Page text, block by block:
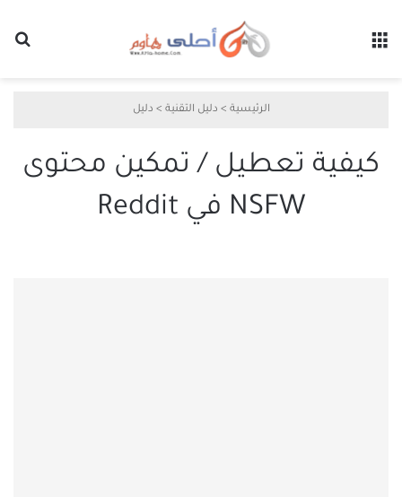
الرئيسية > دليل التقنية > دليل
كيفية تعطيل / تمكين محتوى
NSFW في Reddit